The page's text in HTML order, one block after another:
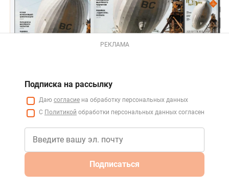
РЕКЛАМА
Подписка на рассылку
Даю согласие на обработку персональных данных
С Политикой обработки персональных данных согласен
Подписаться